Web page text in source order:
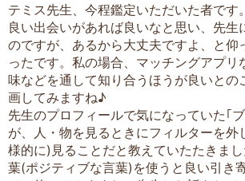
テミス先生、今程鑑定いただいた者です。
良い出会いがあれば良いなと思い、先生
のですが、あるから大丈夫ですよ、と仰
ったです。私の場合、マッチングアプリ
味などを通して知り合うほうが良いとの
画してみますね♪
先生のプロフィールで気になっていた｢
が、人・物を見るときにフィルターを外
様的に)見ることだと教えていたたきま
葉(ポジティブな言葉)を使うと良い引き